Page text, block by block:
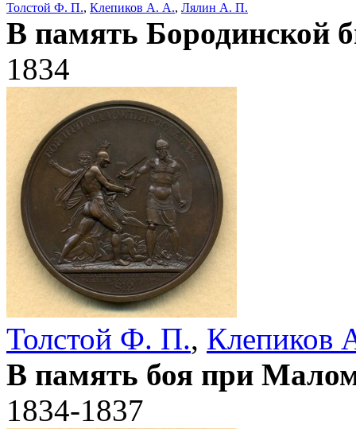
Толстой Ф. П., Клепиков А. А., Лялин А. П.
В память Бородинской
1834
Толстой Ф. П., Клепиков
В память боя при
1834-1837